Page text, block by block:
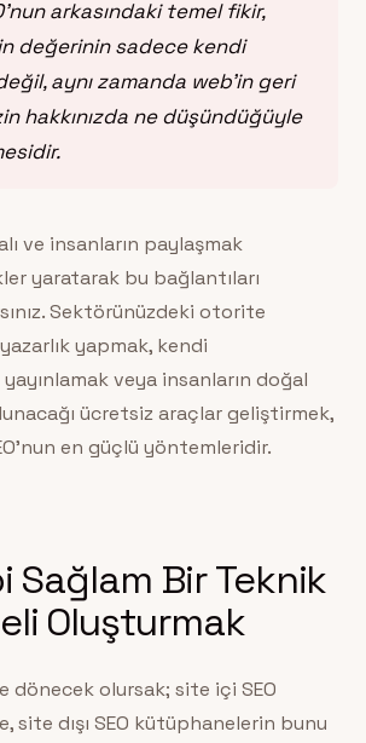
arkasındaki temel fikir,
değerinin sadece kendi
aynı zamanda web’in geri
hakkınızda ne düşündüğüyle
ve insanların paylaşmak
yaratarak bu bağlantıları
Sektörünüzdeki otorite
yapmak, kendi
yayınlamak veya insanların doğal
ücretsiz araçlar geliştirmek,
en güçlü yöntemleridir.
Sağlam Bir Teknik
Oluşturmak
dönecek olursak; site içi SEO
site dışı SEO kütüphanelerin bunu